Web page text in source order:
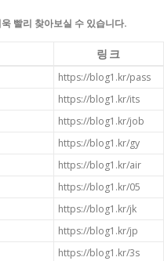
빨리 찾아보실 수 있습니다.
링크
https://blog1.kr/pass
https://blog1.kr/its
https://blog1.kr/job
https://blog1.kr/gy
https://blog1.kr/air
https://blog1.kr/05
https://blog1.kr/jk
https://blog1.kr/jp
https://blog1.kr/3s